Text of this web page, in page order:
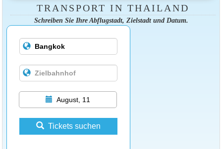
TRANSPORT IN THAILAND
Schreiben Sie Ihre Abflugstadt, Zielstadt und Datum.
August, 11
Tickets suchen